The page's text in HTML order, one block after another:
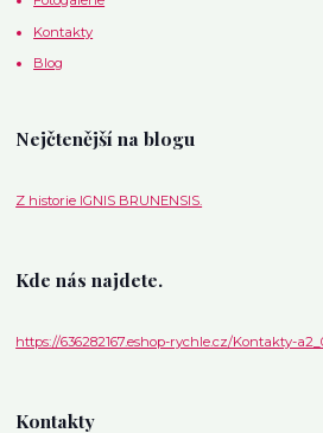
Kontakty
Blog
Nejčtenější na blogu
Z historie IGNIS BRUNENSIS.
Kde nás najdete.
https://636282167.eshop-rychle.cz/Kontakty-
Kontakty